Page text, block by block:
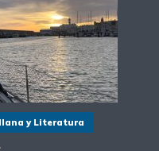
y Literatura